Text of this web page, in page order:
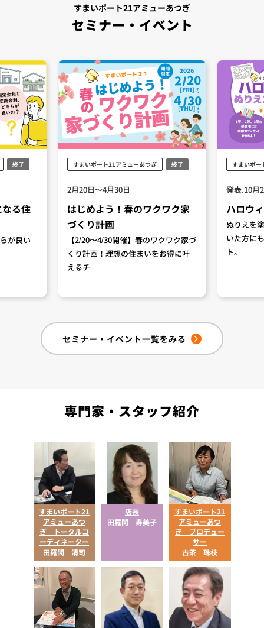
すまいポート21アミューあつぎ
セミナー・イベント
終了
る住
が良い
すまいポート21アミューあつぎ 終了
2月20日～4月30日
はじめよう！春のワクワク家
づくり計画
【2/20〜4/30開催】春のワクワク家づ
くり計画！理想の住まいをお得に叶
えるチ...
すまいポ
発表:10月
ハロウ
ぬりえを
いた方に
ト。
セミナー・イベント一覧をみる
専門家・スタッフ紹介
すまいポート21
アミューあつ
ぎ トータルコ
ーディネーター
田羅間 清司
店長
田羅間 寿美子
すまいポート21
アミューあつ
ぎ プロデュー
サー
古茶 珠枝